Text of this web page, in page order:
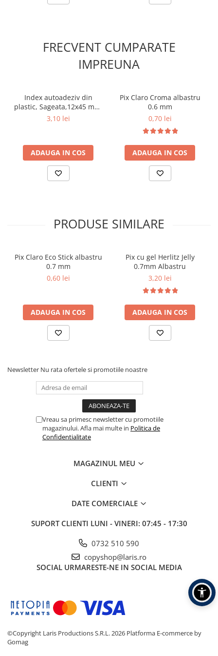
Aparate de aplicat preturi
Benzi dublu adezive
Aparatura pentru birou
Laminatoare
Distrugatoare de documente
Trimmere & Ghilotine
Afisare
Accesorii pentru whiteboard
Table albe magnetice - whiteboard
Stocare
Memorii USB
Accesorii
Baterii & Acumulatori
Igiena si curatenie
Sapun lichid
Prosoape din hartie
Detergenti
Pentru bucatarie
Pentru baie & toaleta
Hartie creponata
Caiete speciale
FRECVENT CUMPARATE
IMPREUNA
Index autoadeziv din
plastic, Sageata,12x45 mm,
5 culori neon, 125 file,
3,10 lei
ADAUGA IN COS
Pix Claro Croma albastru
0.6 mm
0,70 lei
ADAUGA IN COS
PRODUSE SIMILARE
Pix Claro Eco Stick albastru
0.7 mm
0,60 lei
ADAUGA IN COS
Pix cu gel Herlitz Jelly
0.7mm Albastru
3,20 lei
ADAUGA IN COS
Newsletter Nu rata ofertele si promotiile noastre
Vreau sa primesc newsletter cu promotiile
magazinului. Afla mai multe in Politica de
Confidentialitate
MAGAZINUL MEU
CLIENTI
DATE COMERCIALE
SUPORT CLIENTI LUNI - VINERI: 07:45 - 17:30
0732 510 590
copyshop@laris.ro
SOCIAL URMARESTE-NE IN SOCIAL MEDIA
©Copyright Laris Productions S.R.L. 2026 Platforma E-commerce by
Gomag